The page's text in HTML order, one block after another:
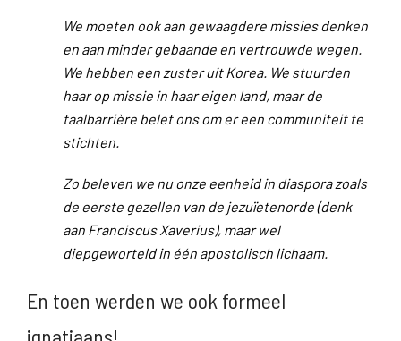
We moeten ook aan gewaagdere missies denken
en aan minder gebaande en vertrouwde wegen.
We hebben een zuster uit Korea. We stuurden
haar op missie in haar eigen land, maar de
taalbarrière belet ons om er een communiteit te
stichten.
Zo beleven we nu onze eenheid in diaspora zoals
de eerste gezellen van de jezuïetenorde (denk
aan Franciscus Xaverius), maar wel
diepgeworteld in één apostolisch lichaam.
En toen werden we ook formeel